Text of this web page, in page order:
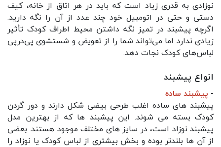
نوزادی به قدری زیاد است که باید در هر اتاق از خانه، کیف
دستی و حتی در اتومبیل خود چند عدد از آن را نگه دارید.
اگرچه پیشبند در تمیز نگه داشتن محیط اطراف کودک تأثیر
زیادی ندارد اما می‌تواند شما را از تعویض و شستشوی پی‌درپی
لباس‌های کودک نجات دهد.
انواع پیشبند
- پیشبند ساده
پیشبند های ساده اغلب طرحی بیضی‌ شکل دارند و دور گردن
کودک بسته می‌ شوند. این پیشبند ها که از بهترین مدل
پیشبند نوزاد است، در سایز های مختلف موجود هستند. بعضی
از آن ها بلندتر بوده و بخش بیشتری از لباس کودک یا نوزاد را